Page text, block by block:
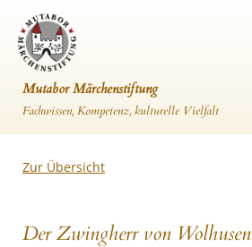
Mutabor Märchenstiftung
Fachwissen, Kompetenz, kulturelle Vielfalt
Zur Übersicht
Der Zwingherr von Wolhusen